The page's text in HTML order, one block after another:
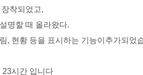
착되었고,
명할 때 올라왔다.
, 현황 등을 표시하는 기능이추가되었
23시간 입니다